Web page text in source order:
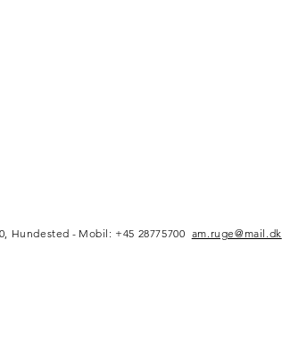
Hundested - Mobil: +45 28775700 am.ruge@mail.dk